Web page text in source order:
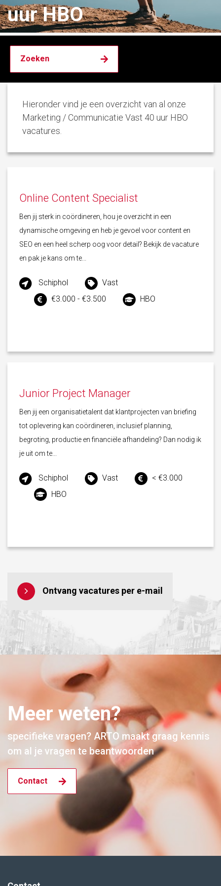
uur HBO
Hieronder vind je een overzicht van al onze
Marketing / Communicatie Vast 40 uur HBO
vacatures.
Online Content Specialist
Ben jij sterk in coördineren, hou je overzicht in een
dynamische omgeving en heb je gevoel voor content en
SEO en een heel scherp oog voor detail? Bekijk de vacature
en pak je kans om te...
Schiphol
Vast
€3.000 - €3.500
HBO
Junior Project Manager
Ben jij een organisatietalent dat klantprojecten van briefing
tot oplevering kan coördineren, inclusief planning,
begroting, productie en financiële afhandeling? Dan nodig ik
je uit om te...
Schiphol Vast
< €3.000
HBO
Ontvang vacatures per e-mail
Meer weten?
specifieke vragen? ARTO maakt graag kennis
om al je vragen te beantwoorden
Contact